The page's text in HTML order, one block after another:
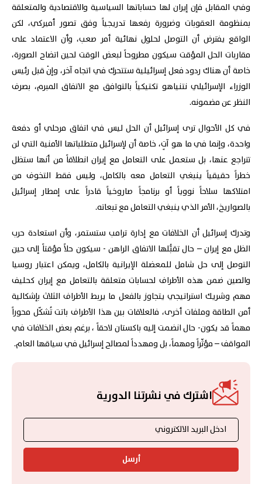
وفي المقابل فإن إيران لها حساباتها السياسية والاقتصادية والمتعلقة
بمنظومة العقوبات وضرورة رفعها تدريجياً وفق تصور أميركي، لكن
الواقع يفترض أن التوصل لحلول نهائية أمر صعب، وأن الاعتماد على
مقاربات الحل المؤقت سيكون مطروحاً لبعض الوقت لحين اتضاح الصورة،
خاصة أن هناك ردود فعل إسرائيلية ستتحرك في اتجاه آخر، وإنْ قبل رئيس
الوزراء الإسرائيلي نتنياهو تكتيكياً بالتوافق مع الاتفاق المبرم، بصرف
النظر عن مضمونه.
في كل الأحوال ترى إسرائيل أن الحل ليس في اتفاق مرحلي أو دفعة
واحدة، وإنما في ما هو آتٍ، خاصة أن لإسرائيل متطلباتها الأمنية التي لن
تتراجع عنها، بل ستعمل على التعامل مع إيران انطلاقاً من أنها ستظل
خطراً حقيقياً ينبغي التعامل معه بالكامل، وليس فقط التخوف من
امتلاكها سلاحاً نووياً أو برنامجاً صاروخياً قادراً على إمطار إسرائيل
بالصواريخ، الأمر الذي ينبغي التعامل مع تبعاته.
وتدرك إسرائيل أن الخلافات مع إدارة ترامب ستستمر، وأن استعادة حرب
الظل مع إيران – حال تقبُّلها الاتفاق الراهن - سيكون حلاً مؤقتاً إلى حين
التوصل إلى حل شامل للمعضلة الإيرانية بالكامل، ويمكن اعتبار روسيا
والصين ضمن هذه الأطراف لحسابات متعلقة بالتعامل مع إيران كحليف
مهم وشريك استراتيجي يتجاوز بالفعل ما يربط الأطراف الثلاث بإشكالية
أمن الطاقة وملفات أخرى، فالعلاقات بين هذا الأطراف باتت تُشكّل محوراً
مهماً قد يكون- حال انضمت إليه باكستان لاحقاً ، برغم بعض الخلافات في
المواقف – مؤثّراً ومهماً، بل ومهدداً لمصالح إسرائيل في سياقها العام.
اشترك في نشرتنا الدورية
أرسل